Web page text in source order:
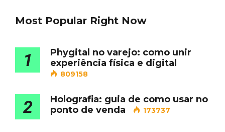
Most Popular Right Now
1
Phygital no varejo: como unir
experiência física e digital
809158
2
Holografia: guia de como usar no
ponto de venda
173737